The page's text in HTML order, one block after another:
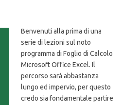
Benvenuti alla prima di una
serie di lezioni sul noto
programma di Foglio di Calcolo
Microsoft Office Excel. Il
percorso sarà abbastanza
lungo ed impervio, per questo
credo sia fondamentale partire